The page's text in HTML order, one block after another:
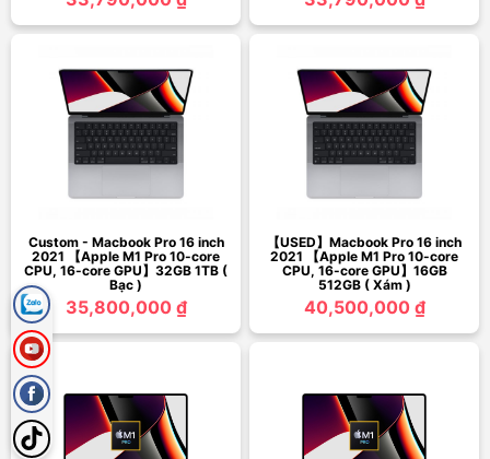
Custom - Macbook Pro 16 inch
2021 【Apple M1 Pro 10-core
CPU, 16-core GPU】32GB 1TB (
Bạc )
35,800,000 ₫
【USED】Macbook Pro 16 inch
2021 【Apple M1 Pro 10-core
CPU, 16-core GPU】16GB
512GB ( Xám )
40,500,000 ₫